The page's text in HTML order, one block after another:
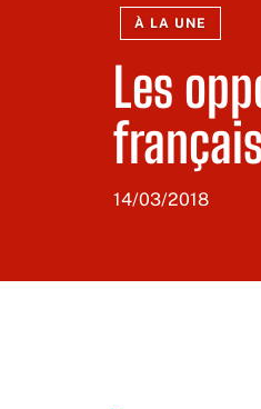
À LA UNE
Les
français
14/03/2018